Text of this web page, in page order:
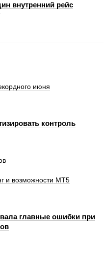
внутренний рейс
июня
контроль
и возможности MT5
главные ошибки при